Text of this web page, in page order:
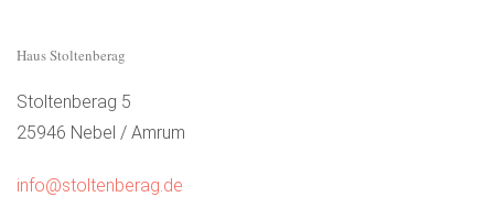
Haus Stoltenberag
Stoltenberag 5
25946 Nebel / Amrum
info@stoltenberag.de